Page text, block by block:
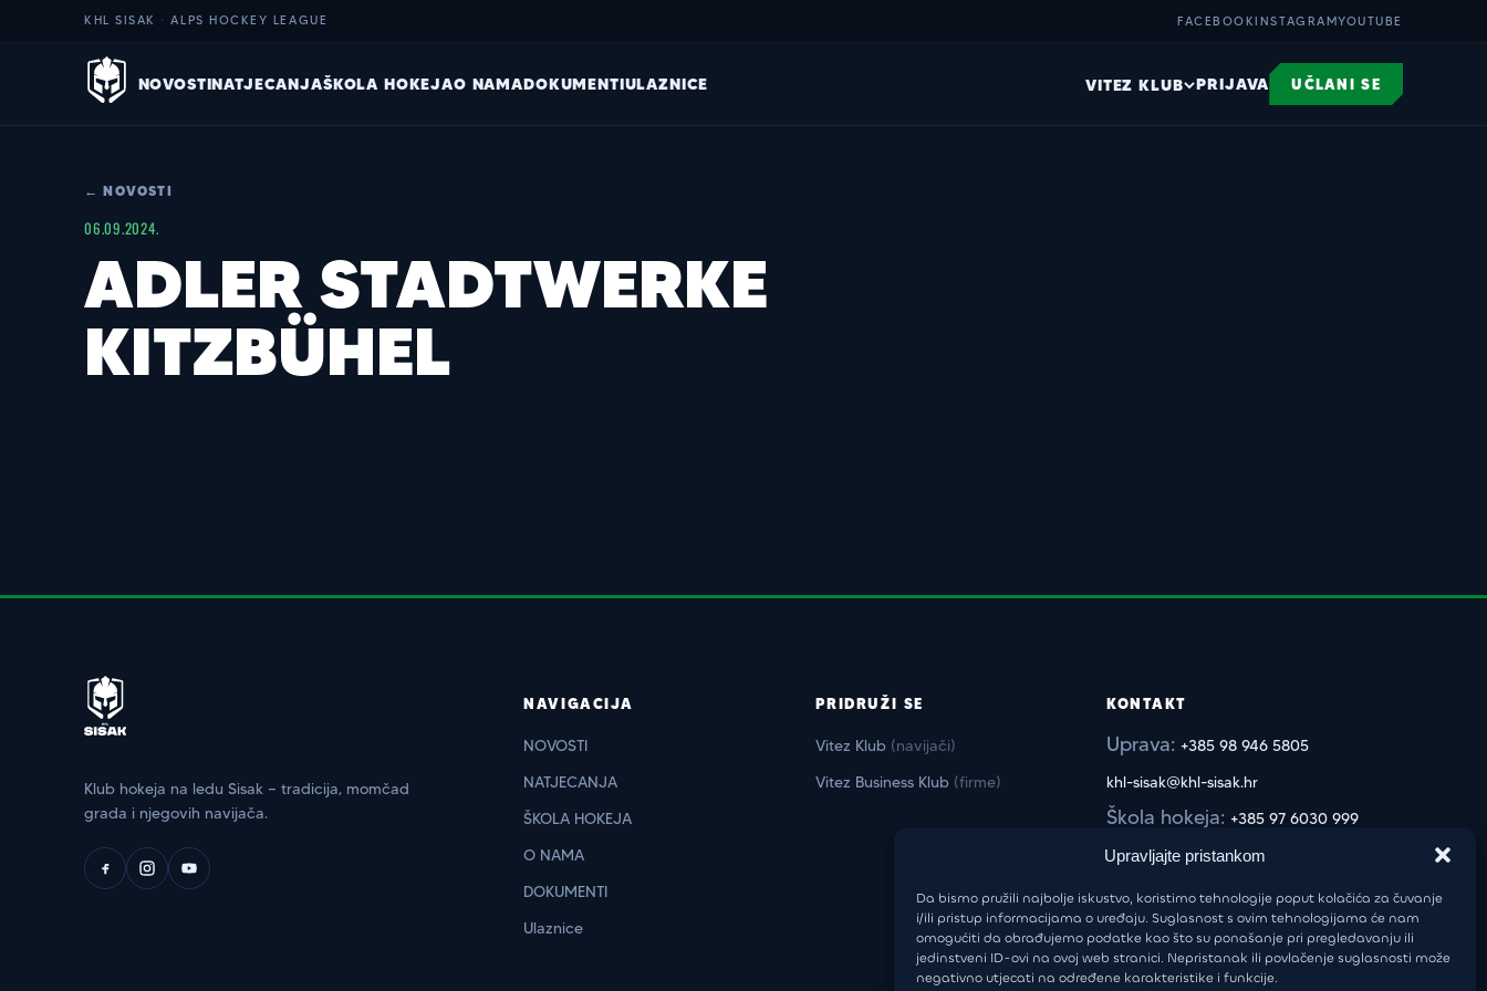
Upravljajte pristankom
Da bismo pružili najbolje iskustvo, koristimo tehnologije poput kolačića za čuvanje
i/ili pristup informacijama o uređaju. Suglasnost s ovim tehnologijama će nam
omogućiti da obrađujemo podatke kao što su ponašanje pri pregledavanju ili
jedinstveni ID-ovi na ovoj web stranici. Nepristanak ili povlačenje suglasnosti može
negativno utjecati na određene karakteristike i funkcije.
KHL SISAK · ALPS HOCKEY LEAGUE FACEBOOKINSTAGRAMYOUTUBE
NOVOSTINATJECANJAŠKOLA HOKEJAO NAMADOKUMENTIULAZNICE VITEZ KLUB PRIJAVA UČLANI SE
← NOVOSTI
06.09.2024.
ADLER STADTWERKE
KITZBÜHEL
Klub hokeja na ledu Sisak — tradicija, momčad
grada i njegovih navijača.
NAVIGACIJA
NOVOSTI
NATJECANJA
ŠKOLA HOKEJA
O NAMA
DOKUMENTI
Ulaznice
PRIDRUŽI SE
Vitez Klub (navijači)
Vitez Business Klub (firme)
KONTAKT
Uprava: +385 98 946 5805
khl-sisak@khl-sisak.hr
Škola hokeja: +385 97 6030 999
luka.vukoja@khl-sisak.hr